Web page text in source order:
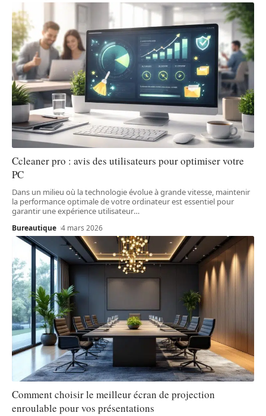
Ccleaner pro : avis des utilisateurs pour optimiser votre
PC
Dans un milieu où la technologie évolue à grande vitesse, maintenir
la performance optimale de votre ordinateur est essentiel pour
garantir une expérience utilisateur…
Bureautique 4 mars 2026
Comment choisir le meilleur écran de projection
enroulable pour vos présentations